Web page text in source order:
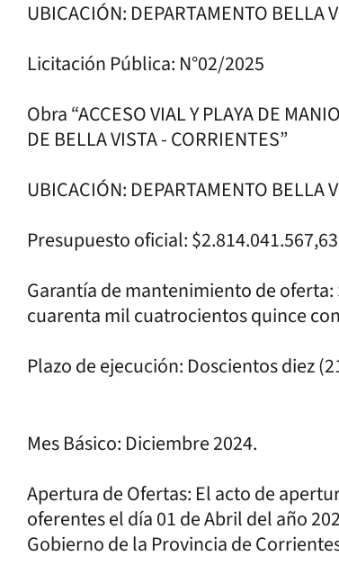
UBICACIÓN: DEPARTAMENTO BELLA
Licitación Pública: N°02/2025
Obra “ACCESO VIAL Y PLAYA DE
DE BELLA VISTA - CORRIENTES”
UBICACIÓN: DEPARTAMENTO BELLA
Presupuesto oficial:
Garantía de mantenimiento de
cuarenta mil cuatrocientos quince
Plazo de ejecución: Doscientos diez
Mes Básico: Diciembre 2024.
Apertura de Ofertas: El acto de
oferentes el día 01 de Abril del año
Gobierno de la Provincia de